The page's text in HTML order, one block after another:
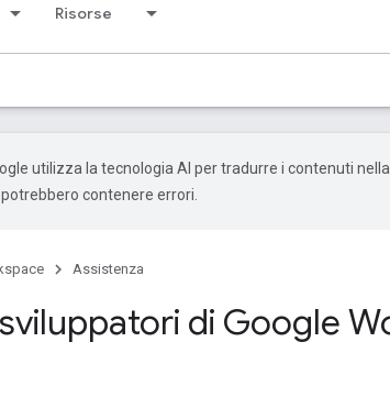
Risorse
utilizza la tecnologia AI per tradurre i contenuti
contenere errori.
Assistenza
sviluppatori di Google